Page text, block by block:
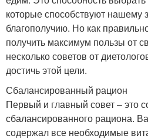
которые способствуют нашему
благополучию. Но как
получить максимум пользы от
несколько советов от
достичь этой цели.
Сбалансированный рацион
Первый и главный совет – это
сбалансированного рациона.
содержал все необходимые